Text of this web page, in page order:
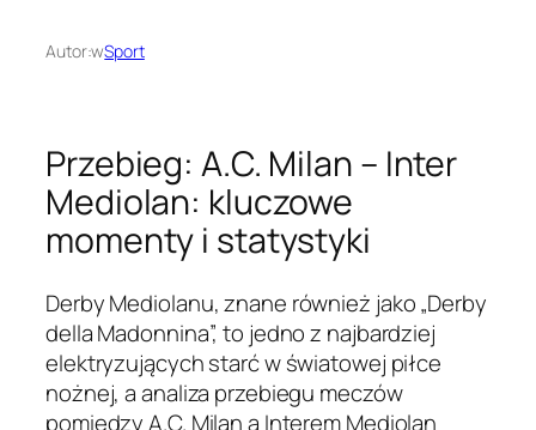
Autor:wSport
Przebieg: A.C. Milan – Inter
Mediolan: kluczowe
momenty i statystyki
Derby Mediolanu, znane również jako „Derby
della Madonnina”, to jedno z najbardziej
elektryzujących starć w światowej piłce
nożnej, a analiza przebiegu meczów
pomiędzy A.C. Milan a Interem Mediolan